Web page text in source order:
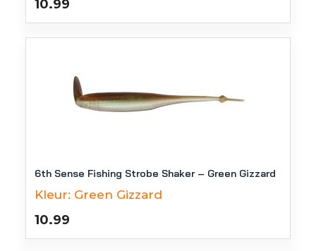
10.99
6th Sense Fishing Strobe Shaker – Green Gizzard
Kleur: Green Gizzard
10.99